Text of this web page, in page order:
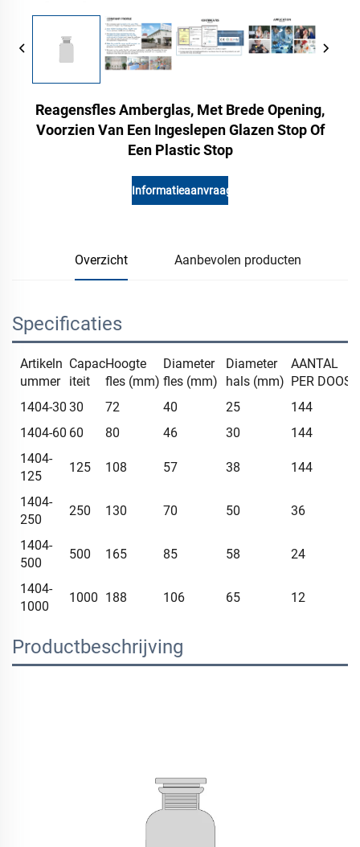
Reagensfles Amberglas, Met Brede Opening,
Voorzien Van Een Ingeslepen Glazen Stop Of
Een Plastic Stop
Informatieaanvraag
Overzicht Aanbevolen producten
Specificaties
Artikeln
ummer
Capac
iteit
Hoogte
fles (mm)
Diameter
fles (mm)
Diameter
hals (mm)
AANTAL
PER DOOS
1404-30 30 72 40 25
144
1404-60 60 80 46 30
144
1404-
125
125 108 57 38 144
1404-
250
250 130 70 50 36
1404-
500
500 165 85 58 24
1404-
1000
1000 188 106 65 12
Productbeschrijving